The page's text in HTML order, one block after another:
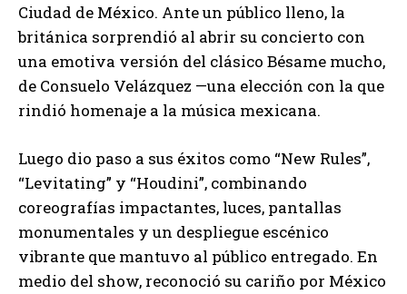
Ciudad de México. Ante un público lleno, la
británica sorprendió al abrir su concierto con
una emotiva versión del clásico Bésame mucho,
de Consuelo Velázquez —una elección con la que
rindió homenaje a la música mexicana.
Luego dio paso a sus éxitos como “New Rules”,
“Levitating” y “Houdini”, combinando
coreografías impactantes, luces, pantallas
monumentales y un despliegue escénico
vibrante que mantuvo al público entregado. En
medio del show, reconoció su cariño por México